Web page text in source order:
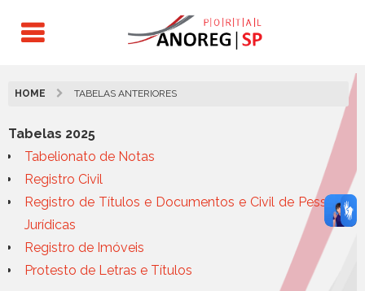
HOME TABELAS ANTERIORES
Tabelas 2025
Tabelionato de Notas
Registro Civil
Registro de Títulos e Documentos e Civil de Pessoas
Jurídicas
Registro de Imóveis
Protesto de Letras e Títulos